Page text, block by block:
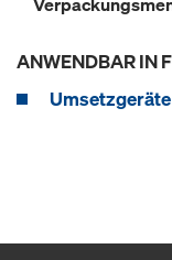
ANWENDBAR IN